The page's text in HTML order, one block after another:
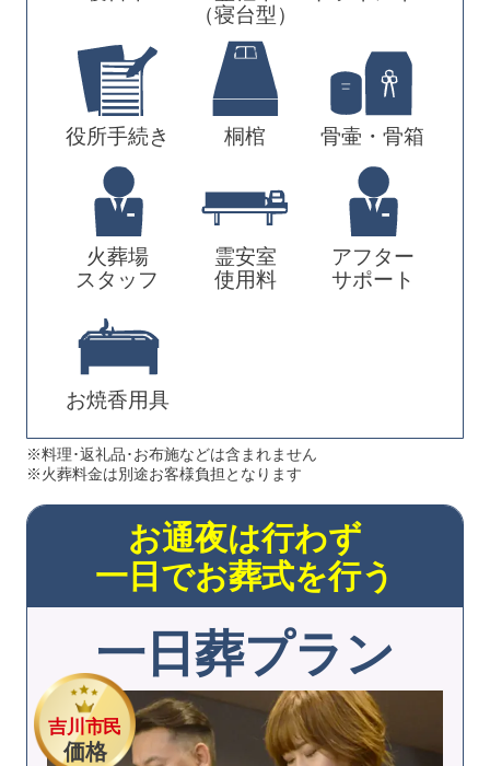
（寝台型）
役所手続き 桐棺 骨壷・骨箱
火葬場
スタッフ
霊安室
使用料
アフター
サポート
お焼香用具
※料理･返礼品･お布施などは含まれません
※火葬料金は別途お客様負担となります
吉川市民
価格
お通夜は行わず
一日でお葬式を行う
一日葬プラン